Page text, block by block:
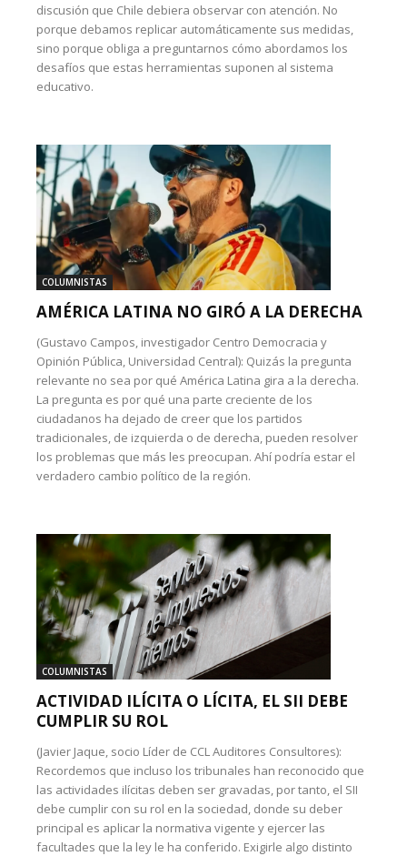
discusión que Chile debiera observar con atención. No
porque debamos replicar automáticamente sus medidas,
sino porque obliga a preguntarnos cómo abordamos los
desafíos que estas herramientas suponen al sistema
educativo.
COLUMNISTAS
AMÉRICA LATINA NO GIRÓ A LA DERECHA
(Gustavo Campos, investigador Centro Democracia y
Opinión Pública, Universidad Central): Quizás la pregunta
relevante no sea por qué América Latina gira a la derecha.
La pregunta es por qué una parte creciente de los
ciudadanos ha dejado de creer que los partidos
tradicionales, de izquierda o de derecha, pueden resolver
los problemas que más les preocupan. Ahí podría estar el
verdadero cambio político de la región.
COLUMNISTAS
ACTIVIDAD ILÍCITA O LÍCITA, EL SII DEBE
CUMPLIR SU ROL
(Javier Jaque, socio Líder de CCL Auditores Consultores):
Recordemos que incluso los tribunales han reconocido que
las actividades ilícitas deben ser gravadas, por tanto, el SII
debe cumplir con su rol en la sociedad, donde su deber
principal es aplicar la normativa vigente y ejercer las
facultades que la ley le ha conferido. Exigirle algo distinto